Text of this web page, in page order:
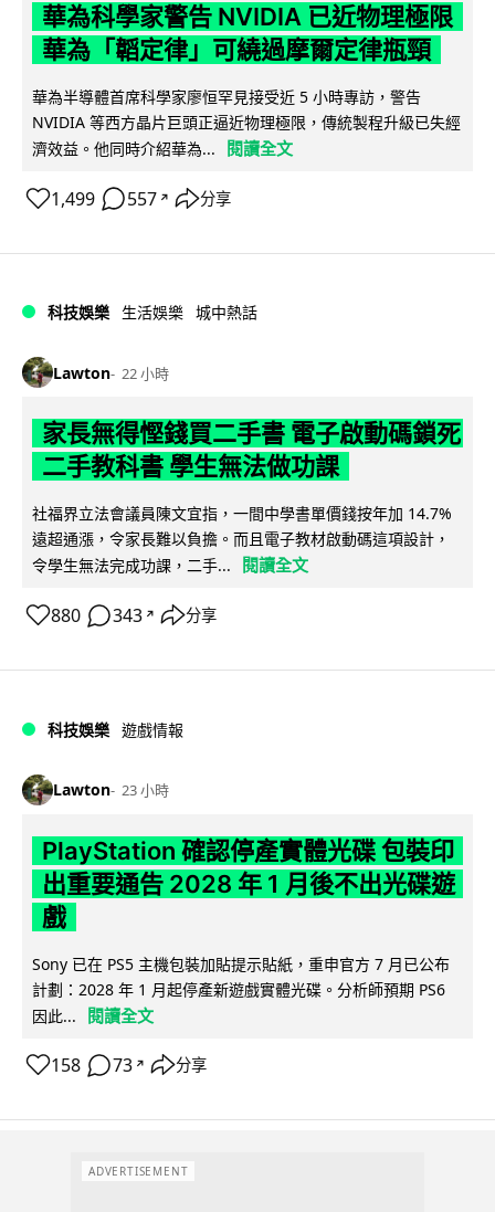
華為科學家警告 NVIDIA 已近物理極限
華為「韜定律」可繞過摩爾定律瓶頸
華為半導體首席科學家廖恒罕見接受近 5 小時專訪，警告
NVIDIA 等西方晶片巨頭正逼近物理極限，傳統製程升級已失經
濟效益。他同時介紹華為...
閱讀全文
1,499 557 ↗ 分享
科技娛樂 生活娛樂 城中熱話
Lawton 22 小時
家長無得慳錢買二手書 電子啟動碼鎖死
二手教科書 學生無法做功課
社福界立法會議員陳文宜指，一間中學書單價錢按年加 14.7%
遠超通漲，令家長難以負擔。而且電子教材啟動碼這項設計，
令學生無法完成功課，二手...
閱讀全文
880 343 ↗ 分享
科技娛樂 遊戲情報
Lawton 23 小時
PlayStation 確認停產實體光碟 包裝印
出重要通告 2028 年 1 月後不出光碟遊
戲
Sony 已在 PS5 主機包裝加貼提示貼紙，重申官方 7 月已公布
計劃：2028 年 1 月起停產新遊戲實體光碟。分析師預期 PS6
因此...
閱讀全文
158 73 ↗ 分享
ADVERTISEMENT